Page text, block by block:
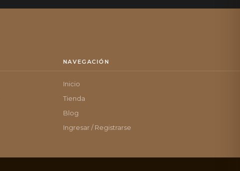
NAVEGACIÓN
Inicio
Tienda
Blog
Ingresar / Registrarse